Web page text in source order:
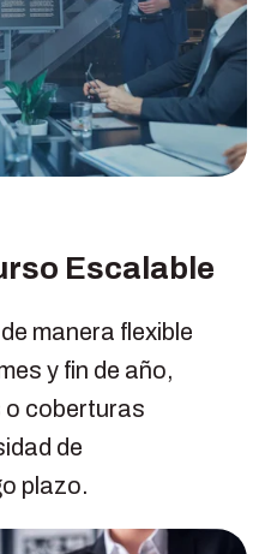
Escalable
manera flexible
y fin de año,
coberturas
de
plazo.